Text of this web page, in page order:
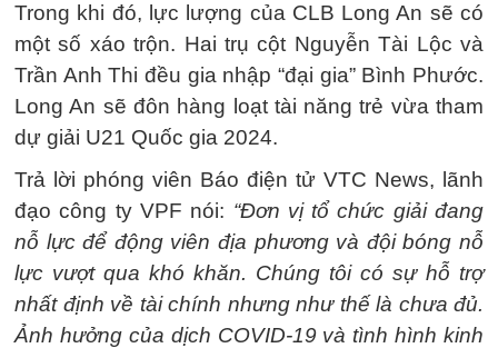
Trong khi đó, lực lượng của CLB Long An sẽ có
một số xáo trộn. Hai trụ cột Nguyễn Tài Lộc và
Trần Anh Thi đều gia nhập “đại gia” Bình Phước.
Long An sẽ đôn hàng loạt tài năng trẻ vừa tham
dự giải U21 Quốc gia 2024.
Trả lời phóng viên Báo điện tử VTC News, lãnh
đạo công ty VPF nói: “Đơn vị tổ chức giải đang
nỗ lực để động viên địa phương và đội bóng nỗ
lực vượt qua khó khăn. Chúng tôi có sự hỗ trợ
nhất định về tài chính nhưng như thế là chưa đủ.
Ảnh hưởng của dịch COVID-19 và tình hình kinh